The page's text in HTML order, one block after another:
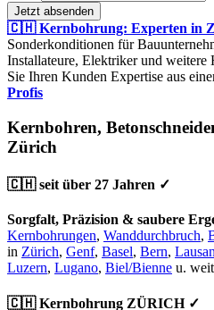
Jetzt absenden
🇨🇭 Kernbohrung: Experten in
Sonderkonditionen für
Installateure, Elektriker und weitere
Sie Ihren Kunden Expertise aus
Profis
Kernbohren,
Zürich
🇨🇭 seit über 27 Jahren ✓
Sorgfalt, Präzision & saubere
Kernbohrungen, Wanddurchbruch,
in Zürich, Genf, Basel, Bern,
Luzern, Lugano, Biel/Bienne u.
🇨🇭 Kernbohrung ZÜRICH ✓